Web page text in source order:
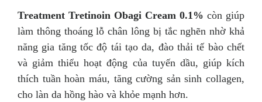
Treatment Tretinoin Obagi Cream 0.1% còn giúp
làm thông thoáng lỗ chân lông bị tắc nghẽn nhờ khả
năng gia tăng tốc độ tái tạo da, đào thải tế bào chết
và giảm thiểu hoạt động của tuyến dầu, giúp kích
thích tuần hoàn máu, tăng cường sản sinh collagen,
cho làn da hồng hào và khỏe mạnh hơn.